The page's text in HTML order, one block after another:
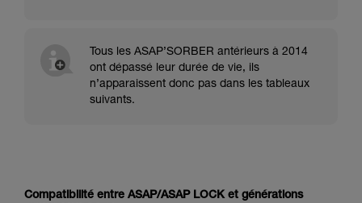
Tous les ASAP’SORBER antérieurs à 2014
ont dépassé leur durée de vie, ils
n’apparaissent donc pas dans les tableaux
suivants.
Compatibilité entre ASAP/ASAP LOCK et générations